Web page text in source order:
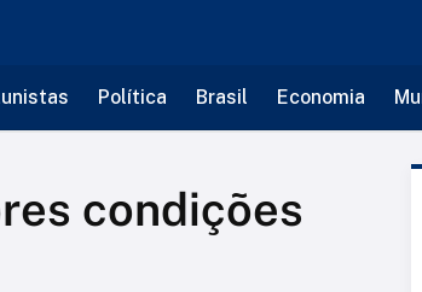
Política Brasil Economia
condições